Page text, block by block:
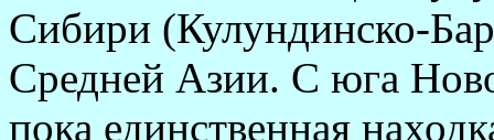
Сибири (Кулундинско-
Средней Азии. С юга
пока единственная